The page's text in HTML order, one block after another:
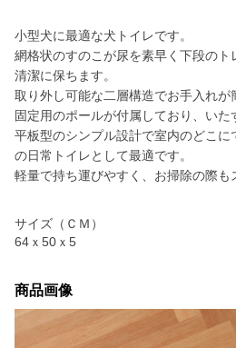
小型犬に最適な犬トイレです。
網格状のすのこが尿を素早く下段のト
清潔に保ちます。
取り外し可能な二層構造でお手入れが
固定用のポールが付属しており、いた
平板型のシンプル設計で室内のどこに
の日常トイレとして最適です。
軽量で持ち運びやすく、お掃除の際も
サイズ（ＣＭ）
64ｘ50ｘ5
商品画像